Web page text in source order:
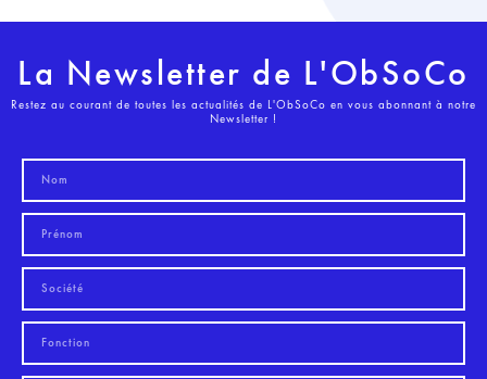
La Newsletter de L'ObSoCo
Restez au courant de toutes les actualités de L'ObSoCo en vous abonnant à notre
Newsletter !